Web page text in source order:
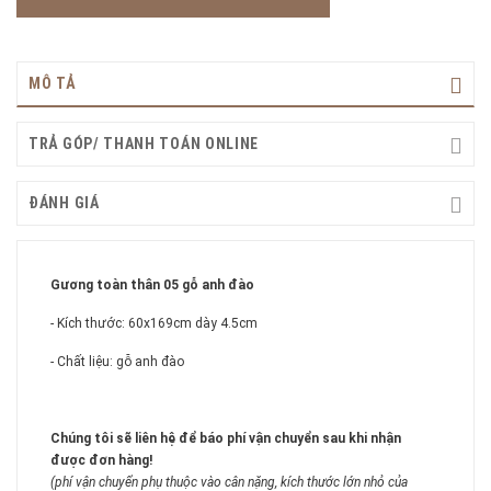
MÔ TẢ
TRẢ GÓP/ THANH TOÁN ONLINE
ĐÁNH GIÁ
Gương toàn thân 05 gỗ anh đào
- Kích thước: 60x169cm dày 4.5cm
- Chất liệu: gỗ anh đào
Chúng tôi sẽ liên hệ để báo phí vận chuyển sau khi nhận
được đơn hàng!
(phí vận chuyển phụ thuộc vào cân nặng, kích thước lớn nhỏ của